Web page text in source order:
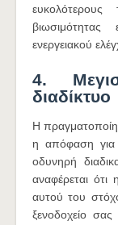
ενεργειακού
4.
διαδίκτυο
Η
η απόφαση για
οδυνηρή
αναφέρεται ότι
αυτού του
ξενοδοχείο